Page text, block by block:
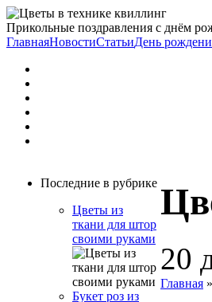
Прикольные поздравления с днём
ГлавнаяНовостиСтатьиДень
Последние в рубрике
Цветы из
ткани для штор
своими руками
Букет роз из
20
Главная »